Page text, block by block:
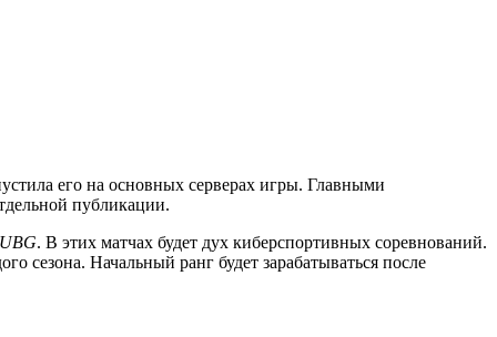
его на основных серверах игры. Главными
публикации.
. В этих матчах будет дух киберспортивных соревнований.
сезона. Начальный ранг будет зарабатываться после